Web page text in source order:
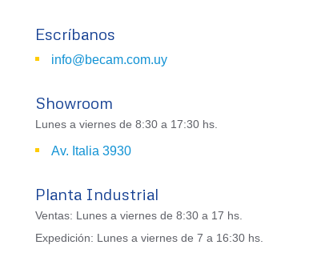
Escríbanos
info@becam.com.uy
Showroom
Lunes a viernes de 8:30 a 17:30 hs.
Av. Italia 3930
Planta Industrial
Ventas: Lunes a viernes de 8:30 a 17 hs.
Expedición: Lunes a viernes de 7 a 16:30 hs.